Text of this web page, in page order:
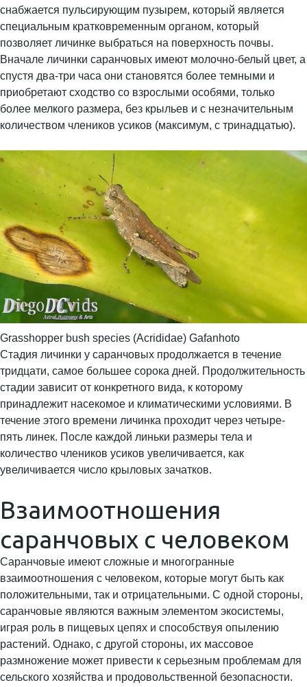
снабжается пульсирующим пузырем, который является
специальным кратковременным органом, который
позволяет личинке выбраться на поверхность почвы.
Вначале личинки саранчовых имеют молочно-белый цвет, а
спустя два-три часа они становятся более темными и
приобретают сходство со взрослыми особями, только
более мелкого размера, без крыльев и с незначительным
количеством члеников усиков (максимум, с тринадцатью).
Grasshopper bush species (Acrididae) Gafanhoto
Стадия личинки у саранчовых продолжается в течение
тридцати, самое большее сорока дней. Продолжительность
стадии зависит от конкретного вида, к которому
принадлежит насекомое и климатическими условиями. В
течение этого времени личинка проходит через четыре-
пять линек. После каждой линьки размеры тела и
количество члеников усиков увеличивается, как
увеличивается число крыловых зачатков.
Взаимоотношения
саранчовых с человеком
Саранчовые имеют сложные и многогранные
взаимоотношения с человеком, которые могут быть как
положительными, так и отрицательными. С одной стороны,
саранчовые являются важным элементом экосистемы,
играя роль в пищевых цепях и способствуя опылению
растений. Однако, с другой стороны, их массовое
размножение может привести к серьезным проблемам для
сельского хозяйства и продовольственной безопасности.